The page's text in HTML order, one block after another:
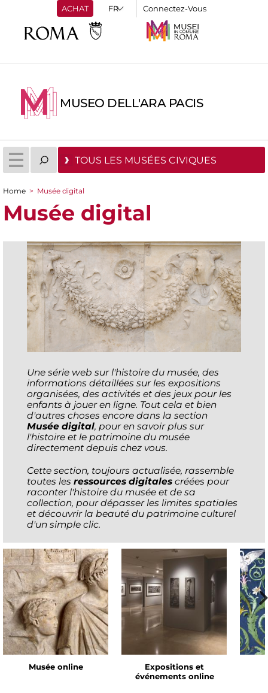
ACHAT Connectez-Vous
MUSEO DELL'ARA PACIS
TOUS LES MUSÉES CIVIQUES
You are here
Home > Musée digital
Musée digital
Une série web sur l'histoire du musée, des
informations détaillées sur les expositions
organisées, des activités et des jeux pour les
enfants à jouer en ligne. Tout cela et bien
d'autres choses encore dans la section
Musée digital, pour en savoir plus sur
l'histoire et le patrimoine du musée
directement depuis chez vous.
Cette section, toujours actualisée, rassemble
toutes les ressources digitales créées pour
raconter l'histoire du musée et de sa
collection, pour dépasser les limites spatiales
et découvrir la beauté du patrimoine culturel
d'un simple clic.
Musée online
Expositions et
événements online